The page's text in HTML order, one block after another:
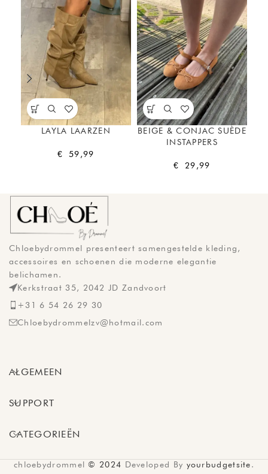
LAYLA LAARZEN
€ 59,99
BEIGE & CONJAC SUÈDE
INSTAPPERS
€ 29,99
Chloebydrommel presenteert samengestelde kleding,
accessoires en schoenen die moderne elegantie
belichamen.
Kerkstraat 35, 2042 JD Zandvoort
+31 6 54 26 29 30
Chloebydrommelzv@hotmail.com
ALGEMEEN
SUPPORT
CATEGORIEËN
chloebydrommel © 2024 Developed By yourbudgetsite.